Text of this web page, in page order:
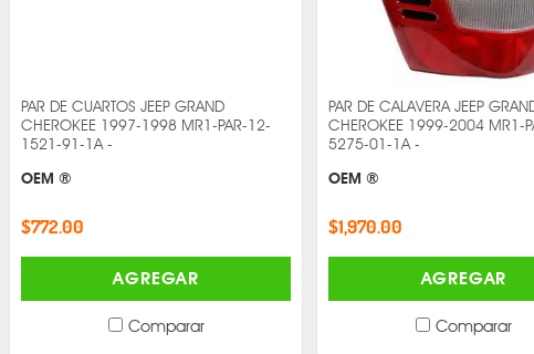
PAR DE CUARTOS JEEP GRAND
CHEROKEE 1997-1998 MR1-PAR-12-
1521-91-1A -
OEM ®
$772.00
AGREGAR
Comparar
PAR DE CALAVERA JEEP
CHEROKEE 1999-2004 MR1-
5275-01-1A -
OEM ®
$1,970.00
AGREGAR
Comparar